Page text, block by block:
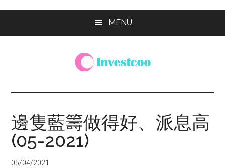
MENU
Investcoo
個
活
化
的
投
邊隻藍籌做得好、派息高
(05-2021)
05/04/2021